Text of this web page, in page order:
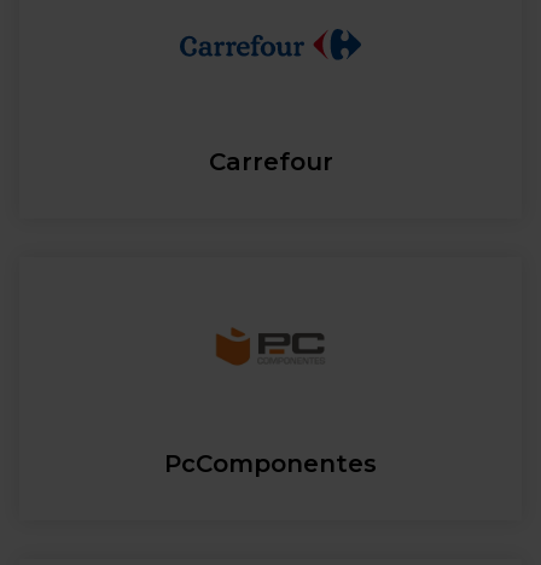
Carrefour
PcComponentes